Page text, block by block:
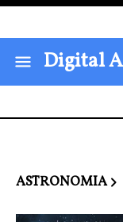
Digital
ASTRONOMIA